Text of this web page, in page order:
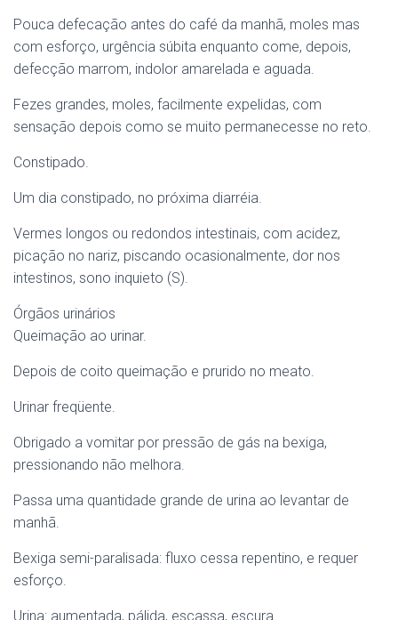
Pouca defecação antes do café da manhã, moles mas
com esforço, urgência súbita enquanto come, depois,
defecção marrom, indolor amarelada e aguada.
Fezes grandes, moles, facilmente expelidas, com
sensação depois como se muito permanecesse no reto.
Constipado.
Um dia constipado, no próxima diarréia.
Vermes longos ou redondos intestinais, com acidez,
picação no nariz, piscando ocasionalmente, dor nos
intestinos, sono inquieto (S).
Órgãos urinários
Queimação ao urinar.
Depois de coito queimação e prurido no meato.
Urinar freqüente.
Obrigado a vomitar por pressão de gás na bexiga,
pressionando não melhora.
Passa uma quantidade grande de urina ao levantar de
manhã.
Bexiga semi-paralisada: fluxo cessa repentino, e requer
esforço.
Urina: aumentada, pálida, escassa, escura.